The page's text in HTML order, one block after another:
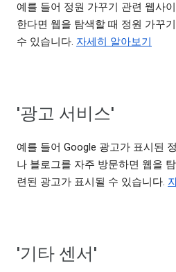
예를 들어 정원 가꾸기 관련 웹사
한다면 웹을 탐색할 때 정원 가꾸
수 있습니다. 자세히 알아보기
'광고 서비스'
예를 들어 Google 광고가 표시된
나 블로그를 자주 방문하면 웹을
련된 광고가 표시될 수 있습니다.
'기타 센서'